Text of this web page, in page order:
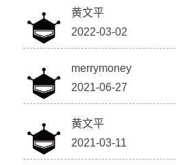
黄文平
2022-03-02
merrymoney
2021-06-27
黄文平
2021-03-11